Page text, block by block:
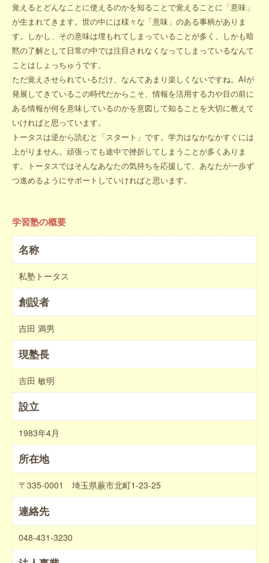
覚えるとどんなことに使えるのかを知ることで覚えることに「意味」
が生まれてきます。世の中には様々な「意味」のある事柄がありま
す。しかし、その意味は埋もれてしまっていることが多く、しかも暗
黙の了解として日常の中では注目されなくなってしまっているなんて
ことはしょっちゅうです。
ただ覚えさせられているだけ、なんてあまり楽しくないですね。AIが
発展してきているこの時代だからこそ、情報を活用する力や目の前に
ある情報が何を意味しているのかを意図して知ることを大切に教えて
いければと思っています。
トータスは逆から読むと「スタート」です。学力はなかなかすぐには
上がりません。頑張っても途中で挫折してしまうことが多くありま
す。トータスではそんなあなたの気持ちを応援して、あなたが一歩ず
つ進めるようにサポートしていければと思います。
学習塾の概要
名称
私塾トータス
創設者
吉田 満男
現塾長
吉田 敏明
設立
1983年4月
所在地
〒335-0001 埼玉県蕨市北町1-23-25
連絡先
048-431-3230